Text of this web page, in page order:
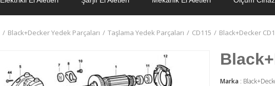
Black+Decker Yedek Parçaları Taşlama Yedek Parçaları CD115 Black+Decker
Marka :